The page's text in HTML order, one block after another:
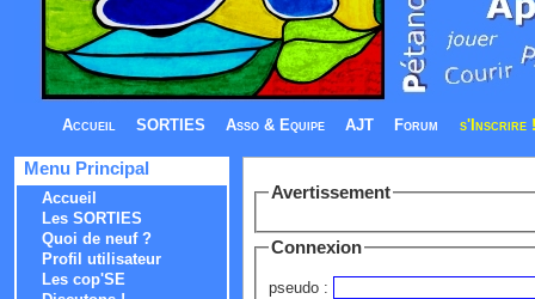
Accueil SORTIES Asso & Equipe AJT Forum s'Inscrire !
Menu Principal
Accueil
Les SORTIES
Quoi de neuf ?
Profil utilisateur
Les cop'SE
Avertissement
Connexion
pseudo :